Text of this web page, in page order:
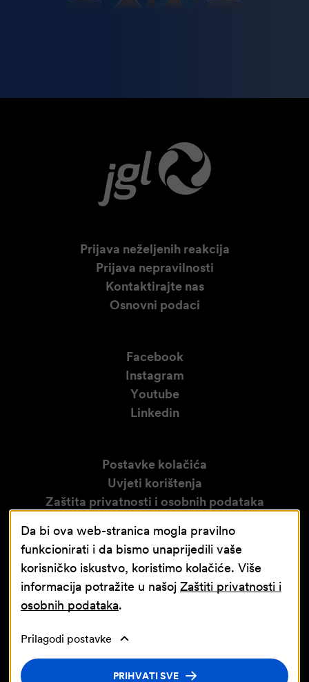
Prijava neželjenih reakcija
Prijava nepravilnosti
Kontaktirajte nas
Osnovni podaci
Facebook
Instagram
Youtube
Linkedin
Postavke kolačića
Uvjeti korištenja
Zaštita privatnosti i osobnih podataka
Obavijest o video nadzoru
Nastavna baza Sveučilišta u Rijeci
© Jadran-galenski laboratorij d.d. JGL d.d.
Da bi ova web-stranica mogla pravilno
funkcionirati i da bismo unaprijedili vaše
korisničko iskustvo, koristimo kolačiće. Više
informacija potražite u našoj Zaštiti privatnosti i
osobnih podataka.
Prilagodi postavke
PRIHVATI SVE